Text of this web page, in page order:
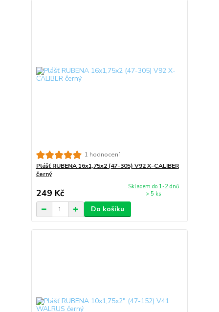
1 hodnocení
Plášť RUBENA 16x1,75x2 (47-305) V92 X-CALIBER
černý
249 Kč
Skladem do 1-2 dnů
> 5 ks
Do košíku